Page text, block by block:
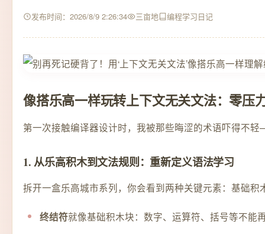
发布时间：2026/8/9 2:26:34 三亩地 编程学习日记
像搭乐高一样玩转上下文无关文法：零压
第一次接触编译器设计时，我被那些晦涩的术语吓得不
1. 从乐高积木到文法规则：重新定义语法学习
拆开一盒乐高城市系列，你会看到两种关键元素：基础
终结符就像基础积木块：数字、运算符、括号等不能